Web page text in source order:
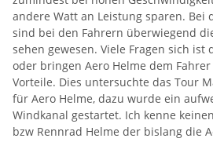
andere Watt an Leistung sparen. Bei
sind bei den Fahrern überwiegend
sehen gewesen. Viele Fragen sich ist
oder bringen Aero Helme dem
Vorteile. Dies untersuchte das Tour
für Aero Helme, dazu wurde ein
Windkanal gestartet. Ich kenne
bzw Rennrad Helme der bislang die